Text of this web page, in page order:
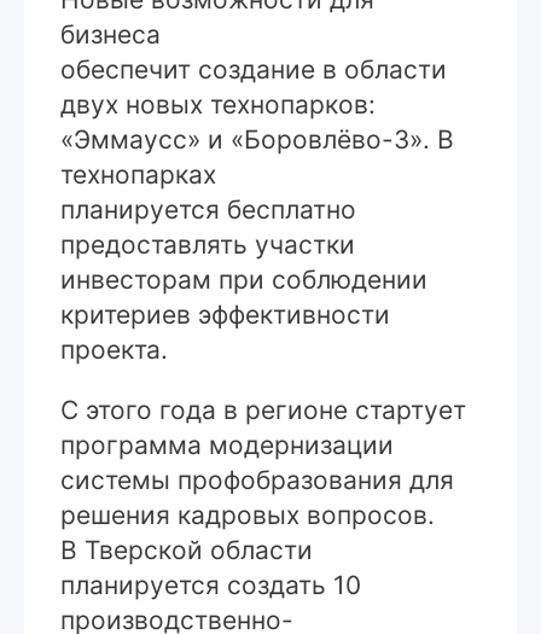
бизнеса
обеспечит создание в области
двух новых технопарков:
«Эммаусс» и «Боровлёво-3». В
технопарках
планируется бесплатно
предоставлять участки
инвесторам при соблюдении
критериев эффективности
проекта.
С этого года в регионе стартует
программа модернизации
системы профобразования для
решения кадровых вопросов.
В Тверской области
планируется создать 10
производственно-